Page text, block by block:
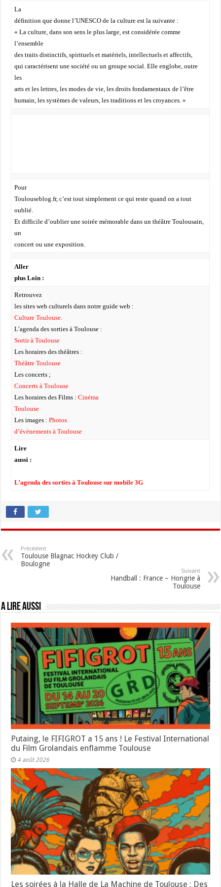
La
définition que donne l’UNESCO de la culture est la suivante :
« La culture, dans son sens le plus large, est considérée comme
l’ensemble
des traits distinctifs, spirituels et matériels, intellectuels et affectifs,
qui caractérisent une société ou un groupe social. Elle englobe, outre
les
arts et les lettres, les modes de vie, les droits fondamentaux de l’être
humain, les systèmes de valeurs, les traditions et les croyances. »
Pour
Toulouseblog.fr, c’est tout simplement ce qui reste quand on a tout
oublié.
Et difficile d’oublier une soirée mémorable dans un théâtre Toulousain,
un
concert ou une exposition.
Aller
plus Loin :
Retrouvez
les sites web culturels dans notre guide web :
Culture Toulouse.
L’agenda des sorties à Toulouse :
Sortir à Toulouse
Les horaires des théâtres :
Théâtre Toulouse
Les concerts ;
Concerts à Toulouse
Les horaires des Films : Cinéma
Toulouse
Les images : Photos
d’évènements à Toulouse
Lire
aussi :
L’agenda des sorties à Toulouse sur mobile 3G
Précédent
Toulouse Blagnac Hockey Club /
Boulogne
Suivant
Handball : France – Hongrie à
Toulouse
A lire aussi
Putaing, le FIFIGROT a 15 ans ! Le Festival International
du Film Grolandais enflamme Toulouse
4 août 2026
Les soirées à la Halle de La Machine de Toulouse : Des